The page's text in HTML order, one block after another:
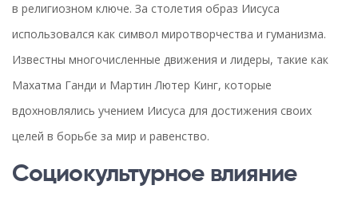
в религиозном ключе. За столетия образ Иисуса
использовался как символ миротворчества и гуманизма.
Известны многочисленные движения и лидеры, такие как
Махатма Ганди и Мартин Лютер Кинг, которые
вдохновлялись учением Иисуса для достижения своих
целей в борьбе за мир и равенство.
Социокультурное влияние